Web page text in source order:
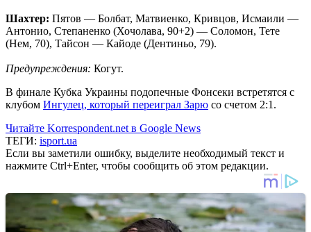
Шахтер: Пятов — Болбат, Матвиенко, Кривцов, Исмаили —
Антонио, Степаненко (Хочолава, 90+2) — Соломон, Тете
(Нем, 70), Тайсон — Кайоде (Дентиньо, 79).
Предупреждения: Когут.
В финале Кубка Украины подопечные Фонсеки встретятся с
клубом Ингулец, который переиграл Зарю со счетом 2:1.
Читайте Korrespondent.net в Google News
ТЕГИ: isport.ua
Если вы заметили ошибку, выделите необходимый текст и
нажмите Ctrl+Enter, чтобы сообщить об этом редакции.